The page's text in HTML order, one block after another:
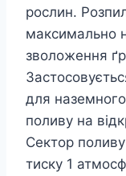
рослин.
максимально
зволоження
для
поливу на
Сектор
тиску 1